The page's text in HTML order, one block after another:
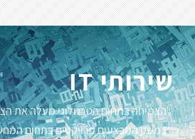
שירותי IT
הצמיחה בתחום הטכנולוגי מעלה את
במשק המבצעים פרויקטים בתחום